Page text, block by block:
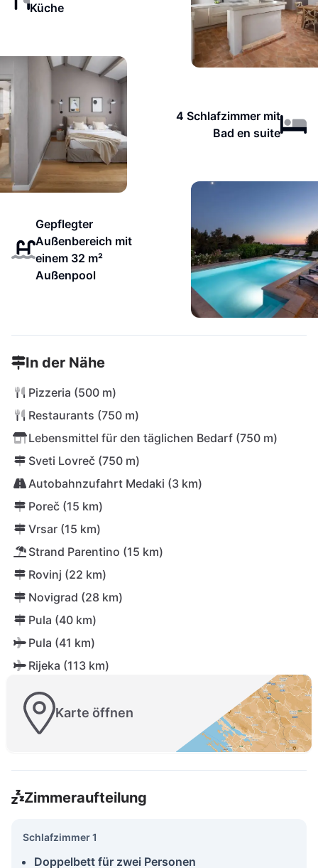
Küche
4 Schlafzimmer mit
Bad en suite
Gepflegter
Außenbereich mit
einem 32 m²
Außenpool
In der Nähe
Pizzeria (500 m)
Restaurants (750 m)
Lebensmittel für den täglichen Bedarf (750 m)
Sveti Lovreč (750 m)
Autobahnzufahrt Medaki (3 km)
Poreč (15 km)
Vrsar (15 km)
Strand Parentino (15 km)
Rovinj (22 km)
Novigrad (28 km)
Pula (40 km)
Pula (41 km)
Rijeka (113 km)
Karte öffnen
Zimmeraufteilung
Schlafzimmer 1
Doppelbett für zwei Personen